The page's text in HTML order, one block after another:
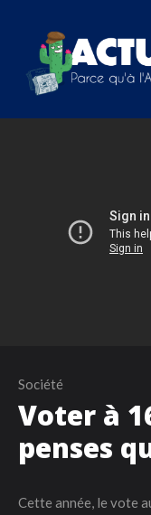
Société
Voter à
penses
Cette année, le vote